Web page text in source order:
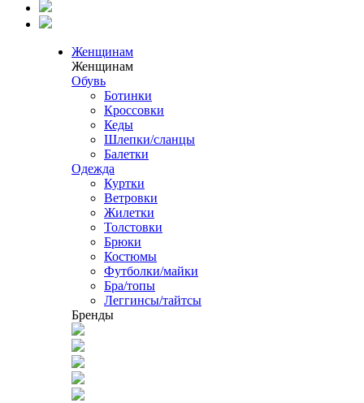
Женщинам
Женщинам
Обувь
Ботинки
Кроссовки
Кеды
Шлепки/сланцы
Балетки
Одежда
Куртки
Ветровки
Жилетки
Толстовки
Брюки
Костюмы
Футболки/майки
Бра/топы
Леггинсы/тайтсы
Бренды